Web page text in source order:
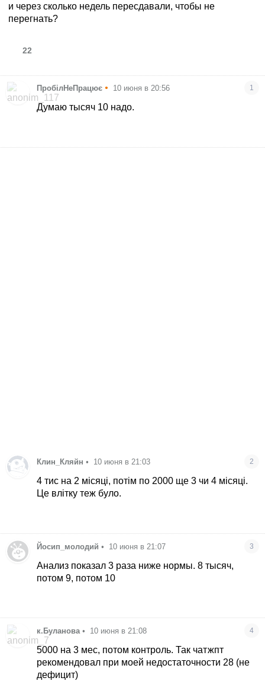
и через сколько недель пересдавали, чтобы не
перегнать?
22
ПробілНеПрацює • 10 июня в 20:56 1
Думаю тысяч 10 надо.
Клин_Кляйн • 10 июня в 21:03 2
4 тис на 2 місяці, потім по 2000 ще 3 чи 4 місяці.
Це влітку теж було.
Йосип_молодий • 10 июня в 21:07 3
Анализ показал 3 раза ниже нормы. 8 тысяч,
потом 9, потом 10
к.Буланова • 10 июня в 21:08 4
5000 на 3 мес, потом контроль. Так чатжпт
рекомендовал при моей недостаточности 28 (не
дефицит)